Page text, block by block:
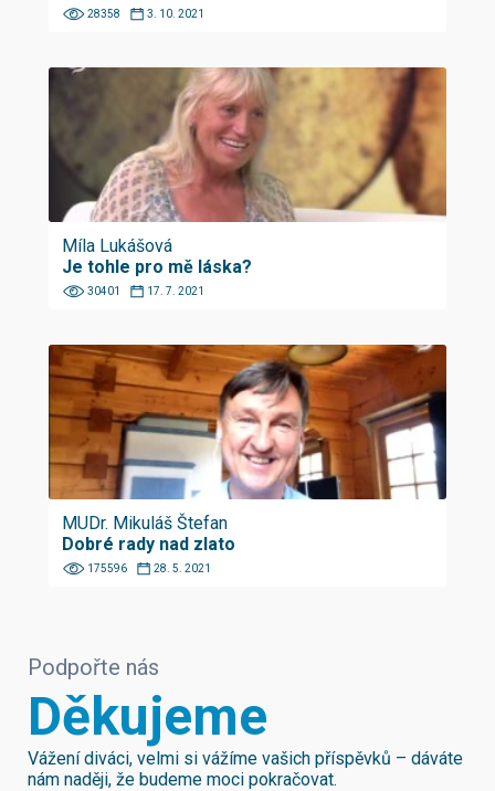
28358 3. 10. 2021
Míla Lukášová
Je tohle pro mě láska?
30401 17. 7. 2021
MUDr. Mikuláš Štefan
Dobré rady nad zlato
175596 28. 5. 2021
Podpořte nás
Děkujeme
Vážení diváci, velmi si vážíme vašich příspěvků – dáváte
nám naději, že budeme moci pokračovat.